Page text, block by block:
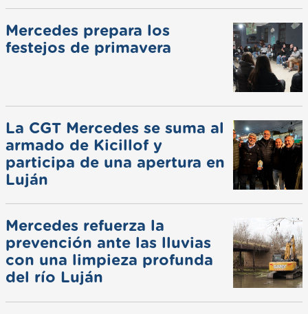
Mercedes prepara los
festejos de primavera
La CGT Mercedes se suma al
armado de Kicillof y
participa de una apertura en
Luján
Mercedes refuerza la
prevención ante las lluvias
con una limpieza profunda
del río Luján